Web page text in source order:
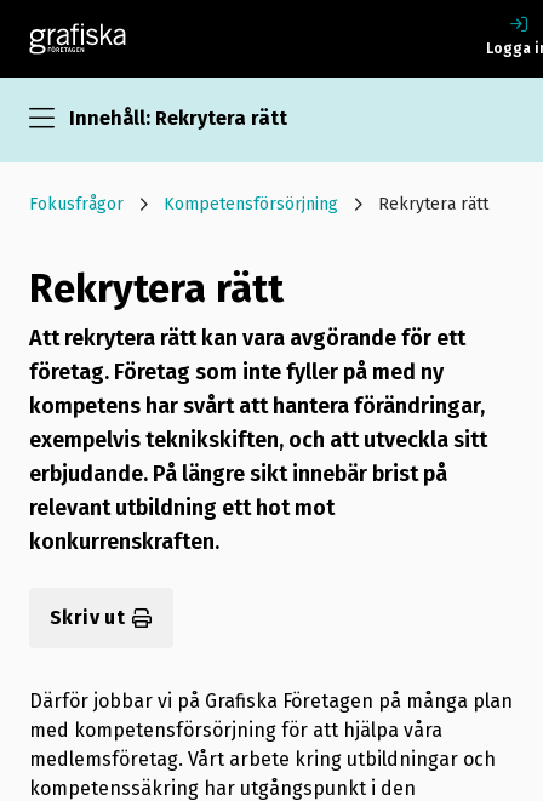
Logga
Innehåll: Rekrytera rätt
Fokusfrågor Kompetensförsörjning Rekrytera rätt
Rekrytera rätt
Att rekrytera rätt kan vara avgörande för ett
företag. Företag som inte fyller på med ny
kompetens har svårt att hantera förändringar,
exempelvis teknikskiften, och att utveckla sitt
erbjudande. På längre sikt innebär brist på
relevant utbildning ett hot mot
konkurrenskraften.
Skriv ut
Därför jobbar vi på Grafiska Företagen på många plan
med kompetensförsörjning för att hjälpa våra
medlemsföretag. Vårt arbete kring utbildningar och
kompetenssäkring har utgångspunkt i den